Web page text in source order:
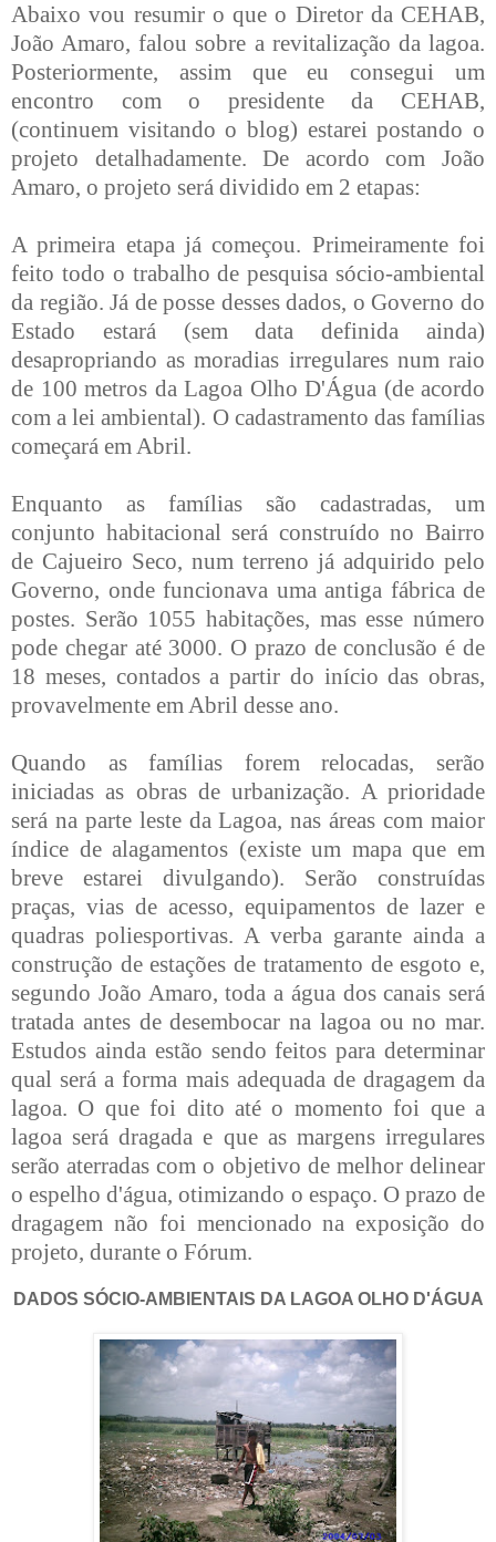
Abaixo vou resumir o que o Diretor da CEHAB,
João Amaro, falou sobre a revitalização da lagoa.
Posteriormente, assim que eu consegui um
encontro com o presidente da CEHAB,
(continuem visitando o blog) estarei postando o
projeto detalhadamente.De acordo com João
Amaro, o projeto será dividido em 2 etapas:
A primeira etapa já começou. Primeiramente foi
feito todo o trabalho de pesquisa sócio-ambiental
da região. Já de posse desses dados, o Governo do
Estado estará (sem data definida ainda)
desapropriando as moradias irregulares num raio
de 100 metros da Lagoa Olho D'Água (de acordo
com a lei ambiental). O cadastramento das famílias
começará em Abril.
Enquanto as famílias são cadastradas, um
conjunto habitacional será construído no Bairro
de Cajueiro Seco, num terreno já adquirido pelo
Governo, onde funcionava uma antiga fábrica de
postes. Serão 1055 habitações, mas esse número
pode chegar até 3000. O prazo de conclusão é de
18 meses, contados a partir do início das obras,
provavelmente em Abril desse ano.
Quando as famílias forem relocadas, serão
iniciadas as obras de urbanização. A prioridade
será na parte leste daLagoa, nas áreas com maior
índice de alagamentos (existe um mapa que em
breve estarei divulgando). Serão construídas
praças, vias de acesso, equipamentos de lazer e
quadras poliesportivas. A verba garante ainda a
construção de estaçõesde tratamento de esgoto e,
segundo João Amaro, toda a água dos canais será
tratada antes de desembocar na lagoa ou no mar.
Estudos ainda estão sendo feitos para determinar
qual será a forma mais adequada de dragagem da
lagoa. O que foi dito atéo momento foi que a
lagoa será dragada e que as margens irregulares
serão aterradas com o objetivo de melhor delinear
o espelho d'água, otimizando o espaço. O prazo de
dragagem não foi mencionado na exposição do
projeto, durante o Fórum.
DADOS SÓCIO-AMBIENTAIS DA LAGOA OLHO D'ÁGUA